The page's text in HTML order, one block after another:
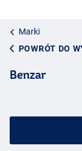
Marki
POWRÓT DO
Benzar